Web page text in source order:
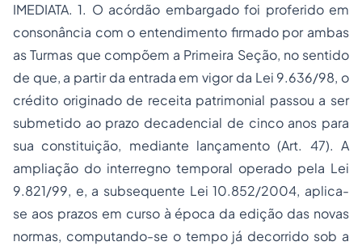
IMEDIATA. 1. O acórdão embargado foi proferido em
consonância com o entendimento firmado por ambas
as Turmas que compõem a Primeira Seção, no sentido
de que, a partir da entrada em vigor da Lei 9.636/98, o
crédito originado de receita patrimonial passou a ser
submetido ao prazo decadencial de cinco anos para
sua constituição, mediante lançamento (Art. 47). A
ampliação do interregno temporal operado pela Lei
9.821/99, e, a subsequente Lei 10.852/2004, aplica-
se aos prazos em curso à época da edição das novas
normas, computando-se o tempo já decorrido sob a